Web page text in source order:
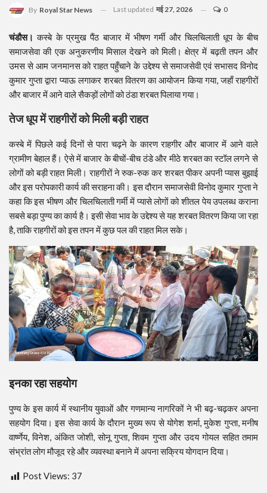
By Royal Star News Last updated मई 27, 2026 0
चंडौस। कस्बे के प्रमुख पैंठ बाजार में भीषण गर्मी और चिलचिलाती धूप के बीच
समाजसेवा की एक अनुकरणीय मिसाल देखने को मिली। क्षेत्र में बढ़ती तपन और
उमस से आम जनमानस को राहत पहुँचाने के उद्देश्य से समाजसेवी एवं सभासद विनोद
कुमार गुप्ता द्वारा प्याऊ लगाकर शरबत वितरण का आयोजन किया गया, जहाँ राहगीरों
और बाजार में आने वाले सैकड़ों लोगों को ठंडा शरबत पिलाया गया।
तेज धूप में राहगीरों को मिली बड़ी राहत
कस्बे में पिछले कई दिनों से पारा चढ़ने के कारण राहगीर और बाजार में आने वाले
ग्रामीण बेहाल हैं। ऐसे में बाजार के बीचों-बीच ठंडे और मीठे शरबत का स्टॉल लगने से
लोगों को बड़ी राहत मिली। राहगीरों ने रुक-रुक कर शरबत पीकर अपनी प्यास बुझाई
और इस परोपकारी कार्य की सराहना की। इस दौरान समाजसेवी विनोद कुमार गुप्ता ने
कहा कि इस भीषण और चिलचिलाती गर्मी में प्यासे लोगों को शीतल पेय उपलब्ध कराना
सबसे बड़ा पुण्य का कार्य है। इसी सेवा भाव के उद्देश्य से यह शरबत वितरण किया जा रहा
है, ताकि राहगीरों को इस तपन में कुछ पल की राहत मिल सके।
इनका रहा सहयोग
पुण्य के इस कार्य में स्थानीय युवाओं और गणमान्य नागरिकों ने भी बढ़-चढ़कर अपना
सहयोग दिया। इस सेवा कार्य के दौरान मुख्य रूप से योगेश शर्मा, मुकेश गुप्ता, मनीष
वार्ष्णेय, विनेश, अंकित जोशी, सोनू गुप्ता, शिवम गुप्ता और उदय गोयल सहित तमाम
संभ्रांत लोग मौजूद रहे और व्यवस्था बनाने में अपना सक्रिय योगदान दिया।
Post Views: 37